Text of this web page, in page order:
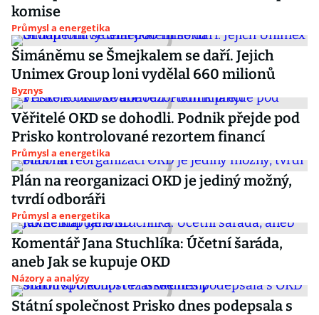
komise
Průmysl a energetika
Šimáněmu se Šmejkalem se daří. Jejich
Unimex Group loni vydělal 660 milionů
Byznys
Věřitelé OKD se dohodli. Podnik přejde pod
Prisko kontrolované rezortem financí
Průmysl a energetika
Plán na reorganizaci OKD je jediný možný,
tvrdí odboráři
Průmysl a energetika
Komentář Jana Stuchlíka: Účetní šaráda,
aneb Jak se kupuje OKD
Názory a analýzy
Státní společnost Prisko dnes podepsala s